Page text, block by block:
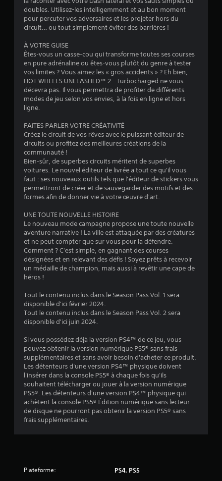
5
1
0
8
a
i
s
doubles. Utilisez-les intelligemment et au bon moment
pour percuter vos adversaires et les projeter hors du
circuit… ou tout simplement éviter des barrières !
À VOTRE GUISE
Êtes-vous un casse-cou qui transforme toutes ses courses
en pure adrénaline ou êtes-vous plutôt du genre à tester
vos limites ? Vous aimez les « gros accidents » ? Eh bien,
HOT WHEELS UNLEASHED™ 2 - Turbocharged ne vous
décevra pas. Il vous permettra de profiter de différents
modes de jeu selon vos envies, à la fois en ligne et hors
ligne.
FAITES PARLER VOTRE CRÉATIVITÉ
Créez le circuit de vos rêves avec le puissant éditeur de
circuits ou profitez des meilleures créations de la
communauté !
Bien-sûr, de superbes circuits méritent de superbes
voitures. Le nouvel éditeur de livrée a tout ce qu'il vous
faut : ses nouveaux outils tels que l'éditeur de stickers vous
permettront de créer et de sauvegarder des motifs et des
formes afin de donner vie à votre œuvre d'art.
UNE TOUTE NOUVELLE HISTOIRE
Le nouveau mode campagne propose une toute nouvelle
aventure narrative ! La ville est attaquée par des créatures
et ne peut compter que sur vous pour la défendre.
Comment ? C'est simple, en gagnant des courses
désignées et en relevant des défis ! Soyez prêts à recevoir
un médaille de champion, mais aussi à revêtir une cape de
héros !
Tout le contenu inclus dans le Season Pass Vol. 1 sera
disponible d'ici février 2024.
Tout le contenu inclus dans le Season Pass Vol. 2 sera
disponible d'ici juin 2024.
Si vous possédez déjà la version PS4™ de ce jeu, vous
pouvez obtenir la version numérique PS5® sans frais
supplémentaires et sans avoir besoin d'acheter ce produit.
Les détenteurs d'une version PS4™ physique doivent
l'insérer dans la console PS5® à chaque fois qu'ils
souhaitent télécharger ou jouer à la version numérique
PS5®. Les détenteurs d'une version PS4™ physique qui
achètent la console PS5® Édition numérique sans lecteur
de disque ne pourront pas obtenir la version PS5® sans
frais supplémentaires.
Plateforme: PS4, PS5